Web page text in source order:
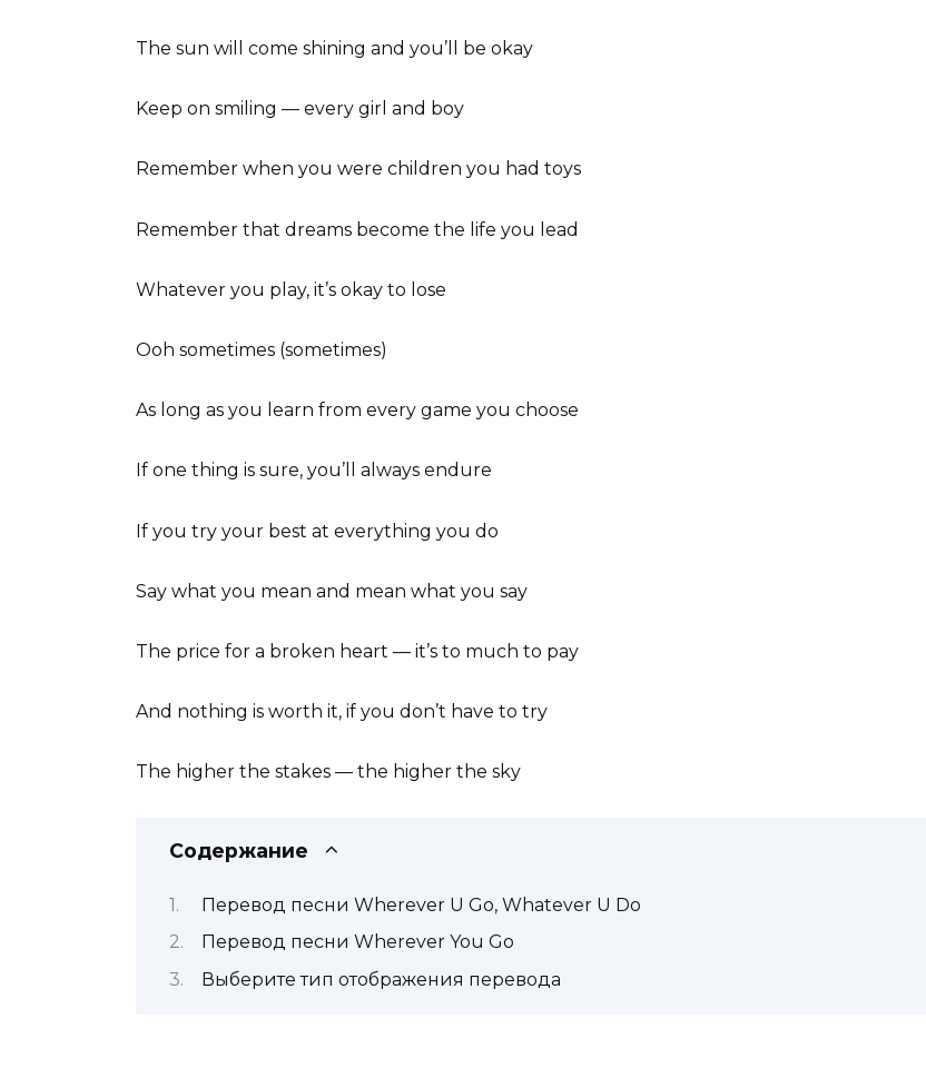
The sun will come shining and you’ll be okay
Keep on smiling — every girl and boy
Remember when you were children you had toys
Remember that dreams become the life you lead
Whatever you play, it’s okay to lose
Ooh sometimes (sometimes)
As long as you learn from every game you choose
If one thing is sure, you’ll always endure
If you try your best at everything you do
Say what you mean and mean what you say
The price for a broken heart — it’s to much to pay
And nothing is worth it, if you don’t have to try
The higher the stakes — the higher the sky
Содержание
Перевод песни Wherever U Go, Whatever U Do
Перевод песни Wherever You Go
Выберите тип отображения перевода